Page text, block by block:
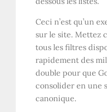
Ceci n’est qu’un
sur le site. Mettez
tous les filtres
rapidement des
double pour que
consolider en une
canonique.